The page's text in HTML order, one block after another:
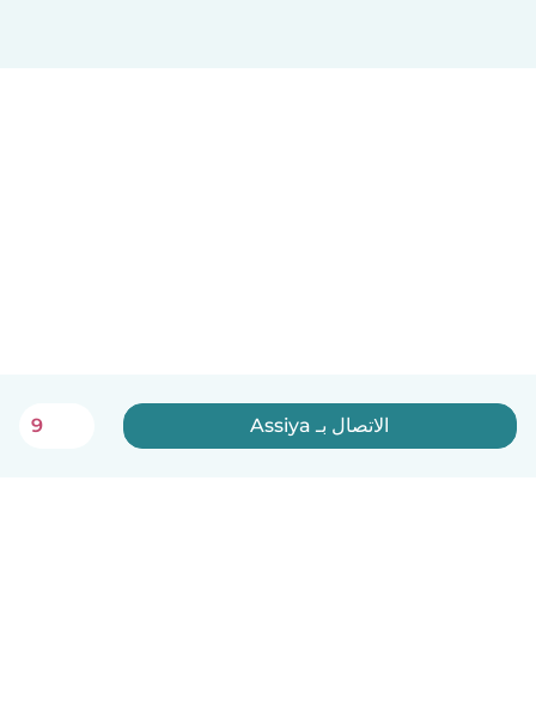
الاتصال بـ Assiya 9